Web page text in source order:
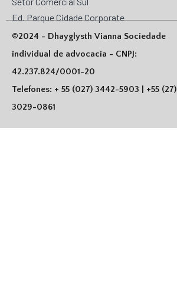
Ed. Parque Cidade Corporate
©2024 - Dhayglysth Vianna Sociedade
individual de advocacia - CNPJ:
42.237.824/0001-20
Telefones: + 55 (027) 3442-5903 | +55 (27)
3029-0861